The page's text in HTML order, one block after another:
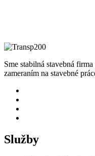
Sme stabilná stavebná
zameraním na stavebné
Služby